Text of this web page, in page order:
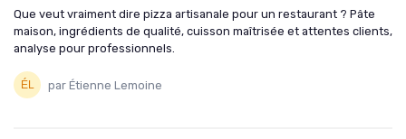
Que veut vraiment dire pizza artisanale pour un restaurant ? Pâte
maison, ingrédients de qualité, cuisson maîtrisée et attentes clients,
analyse pour professionnels.
par Étienne Lemoine